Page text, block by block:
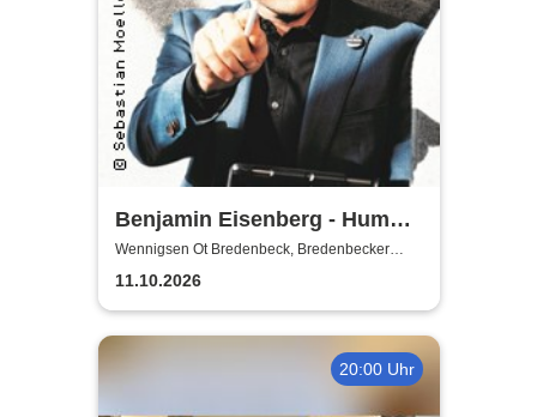
Benjamin Eisenberg - Humor-
Offensive
Wennigsen Ot Bredenbeck, Bredenbecker
Scheune
11.10.2026
20:00 Uhr